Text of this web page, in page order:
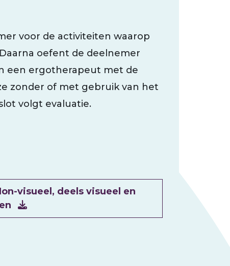
voor de activiteiten waarop
oefent de deelnemer
een ergotherapeut met de
zonder of met gebruik van het
volgt evaluatie.
visueel, deels visueel en